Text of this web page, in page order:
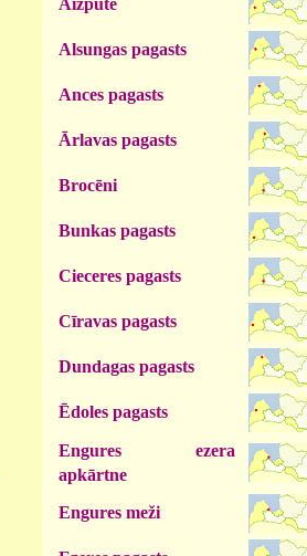
Alsungas pagasts
Ances pagasts
Ārlavas pagasts
Brocēni
Bunkas pagasts
Cieceres pagasts
Cīravas pagasts
Dundagas pagasts
Ēdoles pagasts
Engures ezera
apkārtne
Engures meži